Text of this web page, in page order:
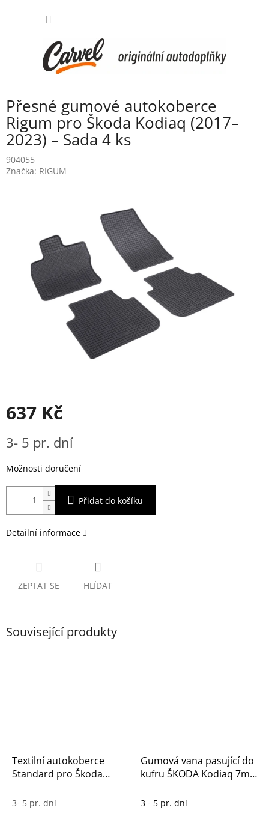
Přesné gumové autokoberce
Rigum pro Škoda Kodiaq (2017–
2023) – Sada 4 ks
904055
Značka: RIGUM
637 Kč
cena:
3- 5 pr. dní
Možnosti doručení
Přidat do košíku
Detailní informace
ZEPTAT SE HLÍDAT
Související produkty
Textilní autokoberce
Standard pro Škoda
5místná verze
3- 5 pr. dní
Gumová vana pasující do
kufru ŠKODA Kodiaq 7m
3 - 5 pr. dní